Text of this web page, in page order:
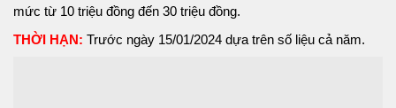
mức từ 10 triệu đồng đến 30 triệu đồng.
THỜI HẠN: Trước ngày 15/01/2024 dựa trên số liệu cả năm.